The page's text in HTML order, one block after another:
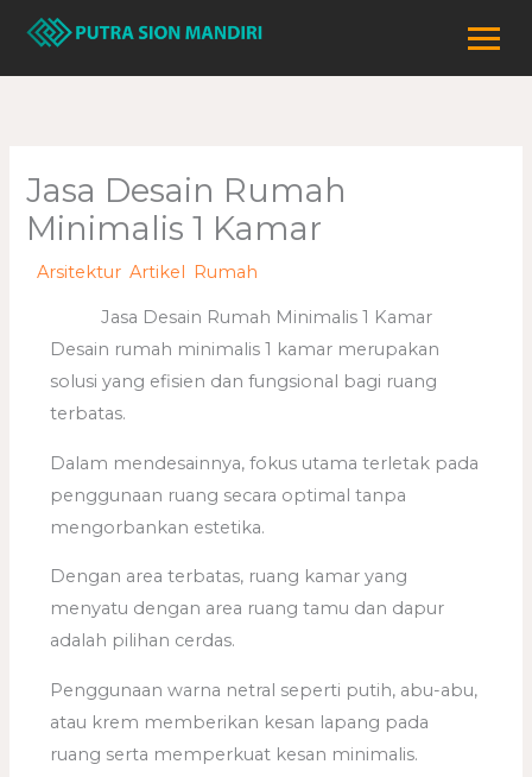
Lewati
konten
Jasa Desain Rumah
Minimalis 1 Kamar
/Arsitektur ,Artikel Rumah
Jasa Desain Rumah Minimalis 1 Kamar
Desain rumah minimalis 1 kamar merupakan
solusi yang efisien dan fungsional bagi ruang
terbatas.
Dalam mendesainnya, fokus utama terletak pada
penggunaan ruang secara optimal tanpa
mengorbankan estetika.
Dengan area terbatas, ruang kamar yang
menyatu dengan area ruang tamu dan dapur
adalah pilihan cerdas.
Penggunaan warna netral seperti putih, abu-abu,
atau krem memberikan kesan lapang pada
ruang serta memperkuat kesan minimalis.